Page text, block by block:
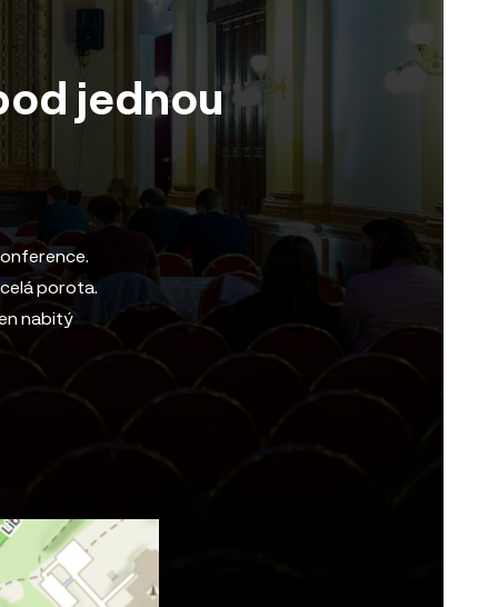
jednou
porota.
nabitý